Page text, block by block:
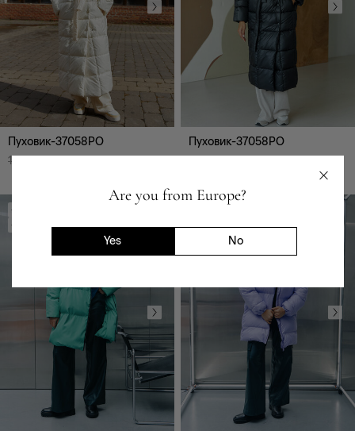
Are you from Europe?
Yes No
чорний
Пуховик-37058PO
11 599
Пуховик-37058PO
-80%
-7520 ₴
-6440 ₴